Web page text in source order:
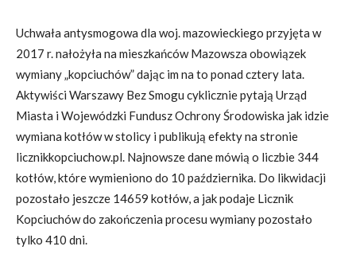
Uchwała antysmogowa dla woj. mazowieckiego przyjęta w
2017 r. nałożyła na mieszkańców Mazowsza obowiązek
wymiany „kopciuchów” dając im na to ponad cztery lata.
Aktywiści Warszawy Bez Smogu cyklicznie pytają Urząd
Miasta i Wojewódzki Fundusz Ochrony Środowiska jak idzie
wymiana kotłów w stolicy i publikują efekty na stronie
licznikkopciuchow.pl. Najnowsze dane mówią o liczbie 344
kotłów, które wymieniono do 10 października. Do likwidacji
pozostało jeszcze 14659 kotłów, a jak podaje Licznik
Kopciuchów do zakończenia procesu wymiany pozostało
tylko 410 dni.